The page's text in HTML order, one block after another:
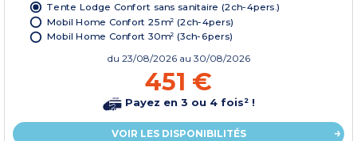
Tente Lodge Confort sans sanitaire (2ch-4pers.)
Mobil Home Confort 25m² (2ch-4pers)
Mobil Home Confort 30m² (3ch-6pers)
du 23/08/2026 au 30/08/2026
451 €
Payez en 3 ou 4 fois² !
VOIR LES DISPONIBILITÉS